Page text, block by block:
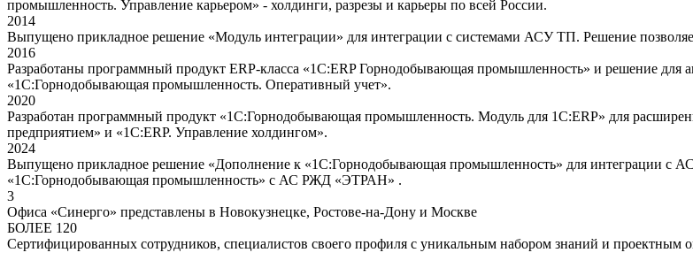
промышленность. Управление карьером» - холдинги, разрезы и карьеры по всей России.
2014
Выпущено прикладное решение «Модуль интеграции» для интеграции с системами АСУ ТП. Решение
2016
Разработаны программный продукт ERP-класса «1С:ERP Горнодобывающая промышленность» и решение для
«1С:Горнодобывающая промышленность. Оперативный учет».
2020
Разработан программный продукт «1С:Горнодобывающая промышленность. Модуль для 1С:ERP» для
предприятием» и «1С:ERP. Управление холдингом».
2024
Выпущено прикладное решение «Дополнение к «1С:Горнодобывающая промышленность» для интеграции с
«1С:Горнодобывающая промышленность» с АС РЖД «ЭТРАН» .
3
Офиса «Синерго» представлены в Новокузнецке, Ростове-на-Дону и Москве
БОЛЕЕ 120
Сертифицированных сотрудников, специалистов своего профиля с уникальным набором знаний и проектным